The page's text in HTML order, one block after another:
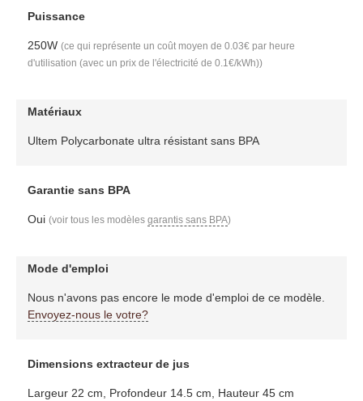
Puissance
250W (ce qui représente un coût moyen de 0.03€ par heure
d'utilisation (avec un prix de l'électricité de 0.1€/kWh))
Matériaux
Ultem Polycarbonate ultra résistant sans BPA
Garantie sans BPA
Oui (voir tous les modèles garantis sans BPA)
Mode d'emploi
Nous n'avons pas encore le mode d'emploi de ce modèle.
Envoyez-nous le votre?
Dimensions extracteur de jus
Largeur 22 cm, Profondeur 14.5 cm, Hauteur 45 cm